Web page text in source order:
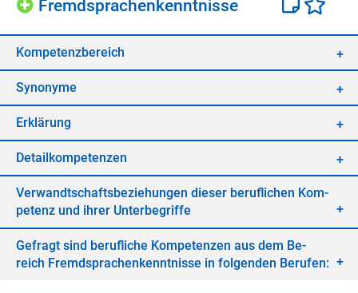
Fremd­spra­chen­kennt­nis­se
Kom­pe­tenz­be­reich
Syn­ony­me
Er­klä­rung
De­tail­kom­pe­ten­zen
Ver­wandt­schafts­be­zie­hun­gen die­ser be­ruf­li­chen Kom­
pe­tenz und ih­rer Un­ter­be­grif­fe
Ge­fragt sind be­ruf­li­che Kom­pe­ten­zen aus dem Be­
reich Fremd­spra­chen­kennt­nis­se in fol­gen­den Be­ru­fen: